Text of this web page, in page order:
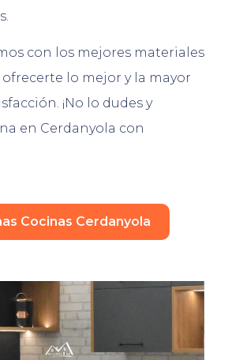
con los mejores materiales
lo mejor y la mayor
¡No lo dudes y
en Cerdanyola con
Cocinas Cerdanyola